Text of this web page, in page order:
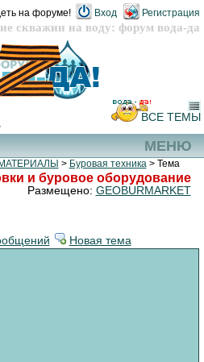
скважин на воду: форум вода-да
на форуме! Вход Регистрация
МЕНЮ
ВСЕ ТЕМЫ
> Буровая техника> Тема
и буровое оборудование
Размещено: GEOBURMARKET
Новая тема